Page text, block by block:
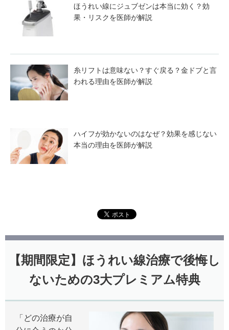
ほうれい線にジュブゼンは本当に効く？効
果・リスクを医師が解説
糸リフトは意味ない？すぐ戻る？金ドブと言
われる理由を医師が解説
ハイフが効かないのはなぜ？効果を感じない
本当の理由を医師が解説
【期間限定】ほうれい線治療で後悔し
ないための3大プレミアム特典
「どの治療が自